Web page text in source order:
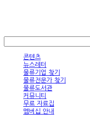
콘텐츠
뉴스레터
물류기업 찾기
물류전문가 찾기
물류도서관
커뮤니티
무료 자료집
멤버십 안내